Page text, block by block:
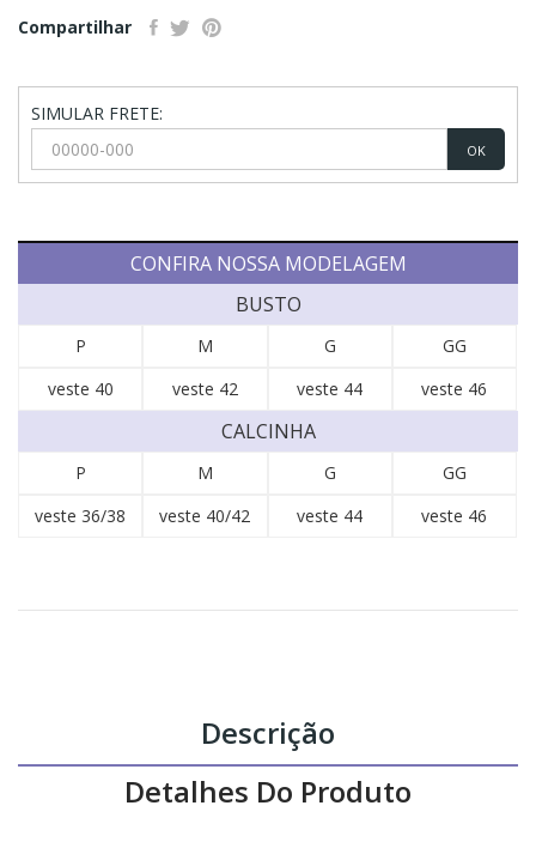
Compartilhar
SIMULAR FRETE:
OK
CONFIRA NOSSA MODELAGEM
BUSTO
P M G
GG
veste 40
veste 42 veste 44 veste 46
CALCINHA
P M G
GG
veste 36/38
veste 40/42 veste 44 veste 46
Descrição
Detalhes Do Produto